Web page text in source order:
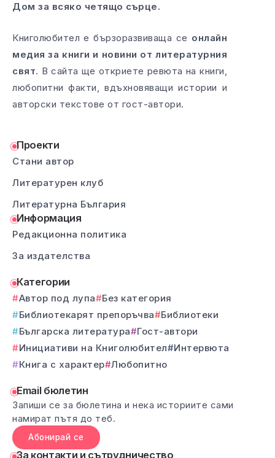
Дом за всяко четящо сърце.
Книголюбител е бързоразвиваща се онлайн
медия за книги и новини от литературния
свят. В сайта ще откриете ревюта на книги,
любопитни факти, вдъхновяващи истории и
авторски текстове от гост-автори.
Проекти
Стани автор
Литературен клуб
Литературна България
Информация
Редакционна политика
За издателства
Категории
Автор под лупа
Без категория
Библиотекарят препоръчва
Библиотеки
Българска литература
Гост-автори
Инициативи на Книголюбител
Интервюта
Книга с характер Любопитно
Email бюлетин
Запиши се за бюлетина и нека историите сами
намират пътя до теб.
Абонирай се
За контакти и сътрудничество